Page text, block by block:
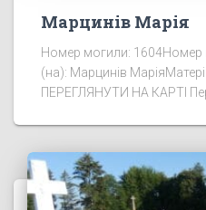
Марцинів Марія
Номер могили: 1604Номер
(на): Марцинів
ПЕРЕГЛЯНУТИ НА КАРТІ